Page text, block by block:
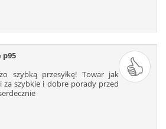
p95
szybką przesyłkę! Towar jak
za szybkie i dobre porady przed